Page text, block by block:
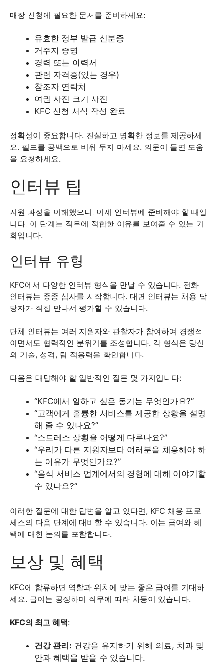
매장 신청에 필요한 문서를 준비하세요:
유효한 정부 발급 신분증
거주지 증명
경력 또는 이력서
관련 자격증(있는 경우)
참조자 연락처
여권 사진 크기 사진
KFC 신청 서식 작성 완료
정확성이 중요합니다. 진실하고 명확한 정보를 제공하세
요. 필드를 공백으로 비워 두지 마세요. 의문이 들면 도움
을 요청하세요.
인터뷰 팁
지원 과정을 이해했으니, 이제 인터뷰에 준비해야 할 때입
니다. 이 단계는 직무에 적합한 이유를 보여줄 수 있는 기
회입니다.
인터뷰 유형
KFC에서 다양한 인터뷰 형식을 만날 수 있습니다. 전화
인터뷰는 종종 심사를 시작합니다. 대면 인터뷰는 채용 담
당자가 직접 만나서 평가할 수 있습니다.
단체 인터뷰는 여러 지원자와 관찰자가 참여하여 경쟁적
이면서도 협력적인 분위기를 조성합니다. 각 형식은 당신
의 기술, 성격, 팀 적응력을 확인합니다.
다음은 대답해야 할 일반적인 질문 몇 가지입니다:
“KFC에서 일하고 싶은 동기는 무엇인가요?”
“고객에게 훌륭한 서비스를 제공한 상황을 설명
해 줄 수 있나요?”
“스트레스 상황을 어떻게 다루나요?”
“우리가 다른 지원자보다 여러분을 채용해야 하
는 이유가 무엇인가요?”
“음식 서비스 업계에서의 경험에 대해 이야기할
수 있나요?”
이러한 질문에 대한 답변을 알고 있다면, KFC 채용 프로
세스의 다음 단계에 대비할 수 있습니다. 이는 급여와 혜
택에 대한 논의를 포함합니다.
보상 및 혜택
KFC에 합류하면 역할과 위치에 맞는 좋은 급여를 기대하
세요. 급여는 공정하며 직무에 따라 차등이 있습니다.
KFC의 최고 혜택:
건강 관리: 건강을 유지하기 위해 의료, 치과 및
안과 혜택을 받을 수 있습니다.